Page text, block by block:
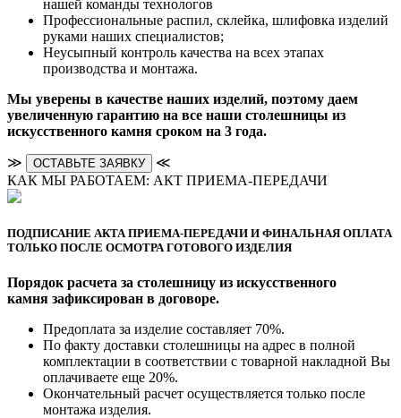
нашей команды технологов
Профессиональные распил, склейка, шлифовка изделий
руками наших специалистов;
Неусыпный контроль качества на всех этапах
производства и монтажа.
Мы уверены в качестве наших изделий, поэтому даем
увеличенную гарантию на все наши столешницы из
искусственного камня сроком на 3 года.
≫ ОСТАВЬТЕ ЗАЯВКУ
≪
КАК МЫ РАБОТАЕМ: АКТ ПРИЕМА-ПЕРЕДАЧИ
ПОДПИСАНИЕ АКТА ПРИЕМА-ПЕРЕДАЧИ И ФИНАЛЬНАЯ ОПЛАТА
ТОЛЬКО ПОСЛЕ ОСМОТРА ГОТОВОГО ИЗДЕЛИЯ
Порядок расчета за столешницу из искусственного
камня зафиксирован в договоре.
Предоплата за изделие составляет 70%.
По факту доставки столешницы на адрес в полной
комплектации в соответствии с товарной накладной Вы
оплачиваете еще 20%.
Окончательный расчет осуществляется только после
монтажа изделия.